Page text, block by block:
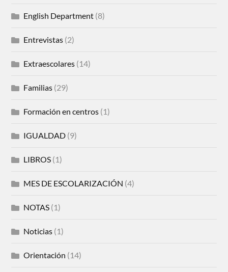
English Department (8)
Entrevistas (2)
Extraescolares (14)
Familias (29)
Formación en centros (1)
IGUALDAD (9)
LIBROS (1)
MES DE ESCOLARIZACIÓN (4)
NOTAS (1)
Noticias (1)
Orientación (14)